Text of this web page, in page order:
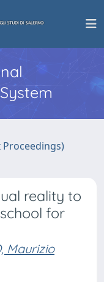
reality to
for
Maurizio